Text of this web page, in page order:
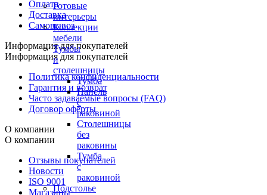
Готовые
интерьеры
Коллекции
мебели
Тумбы
и
столешницы
Тумба
Панель
с
раковиной
Столешницы
без
раковины
Тумба
с
раковиной
Подстолье
Оплата
Доставка
Самовывоз
Информация для покупателей
Информация для покупателей
Политика конфиденциальности
Гарантия и возврат
Часто задаваемые вопросы (FAQ)
Договор оферты
О компании
О компании
Отзывы покупателей
Новости
ISO 9001
Магазины